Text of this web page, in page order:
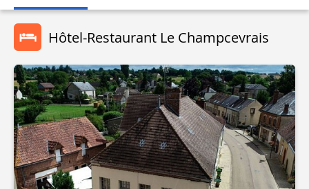
Hôtel-Restaurant Le Champcevrais